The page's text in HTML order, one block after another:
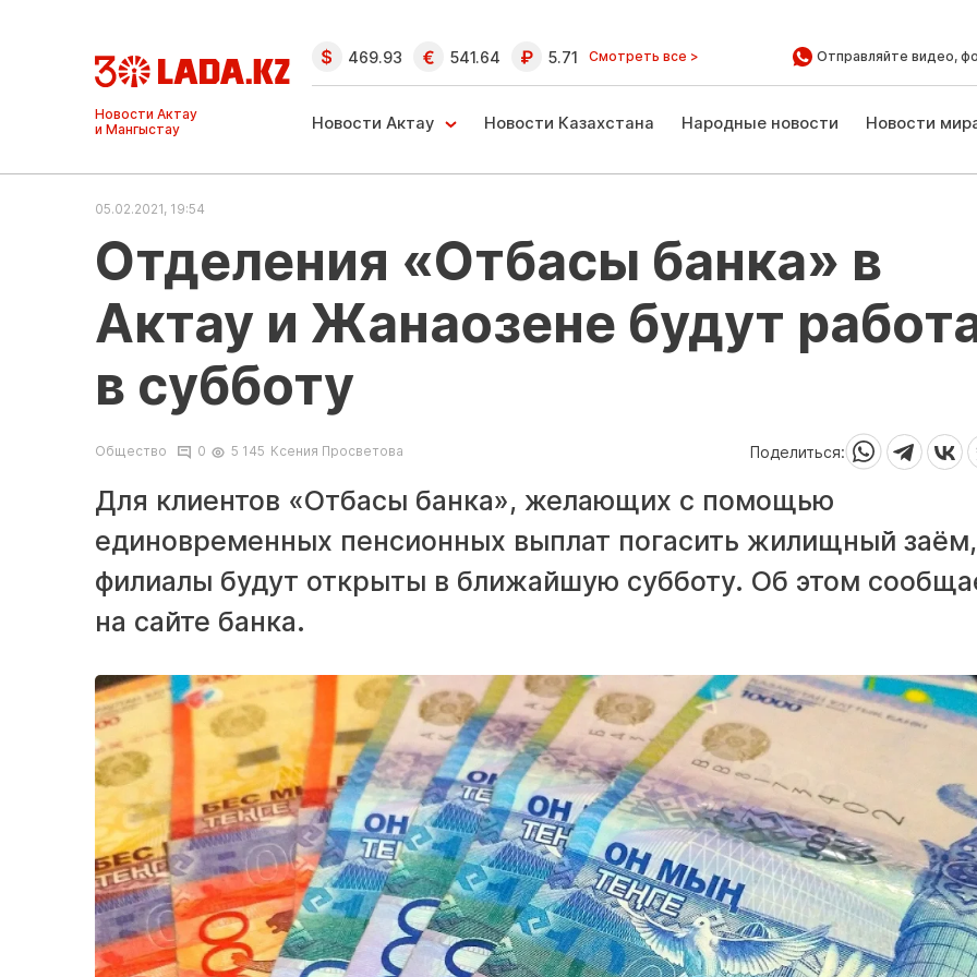
Ақтау және
Манғыстау
жаңалықтары
469.93 541.64 5.71 Смотреть все > Отправляйте видео,
Новости Актау Новости Казахстана Народные новости Новости
05.02.2021, 19:54
Отделения «Отбасы банка» в
Актау и Жанаозене будут
в субботу
Общество 0 5 145 Ксения Просветова Поделиться:
Для клиентов «Отбасы банка», желающих с помощью
единовременных пенсионных выплат погасить жилищный заём,
филиалы будут открыты в ближайшую субботу. Об этом
на сайте банка.